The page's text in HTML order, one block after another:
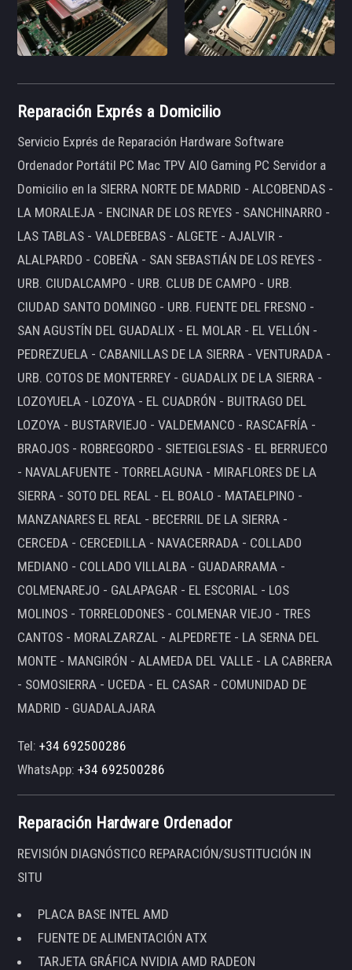
Reparación Exprés a Domicilio
Servicio Exprés de Reparación Hardware Software
Ordenador Portátil PC Mac TPV AIO Gaming PC Servidor a
Domicilio en la SIERRA NORTE DE MADRID - ALCOBENDAS -
LA MORALEJA - ENCINAR DE LOS REYES - SANCHINARRO -
LAS TABLAS - VALDEBEBAS - ALGETE - AJALVIR -
ALALPARDO - COBEÑA - SAN SEBASTIÁN DE LOS REYES -
URB. CIUDALCAMPO - URB. CLUB DE CAMPO - URB.
CIUDAD SANTO DOMINGO - URB. FUENTE DEL FRESNO -
SAN AGUSTÍN DEL GUADALIX - EL MOLAR - EL VELLÓN -
PEDREZUELA - CABANILLAS DE LA SIERRA - VENTURADA -
URB. COTOS DE MONTERREY - GUADALIX DE LA SIERRA -
LOZOYUELA - LOZOYA - EL CUADRÓN - BUITRAGO DEL
LOZOYA - BUSTARVIEJO - VALDEMANCO - RASCAFRÍA -
BRAOJOS - ROBREGORDO - SIETEIGLESIAS - EL BERRUECO
- NAVALAFUENTE - TORRELAGUNA - MIRAFLORES DE LA
SIERRA - SOTO DEL REAL - EL BOALO - MATAELPINO -
MANZANARES EL REAL - BECERRIL DE LA SIERRA -
CERCEDA - CERCEDILLA - NAVACERRADA - COLLADO
MEDIANO - COLLADO VILLALBA - GUADARRAMA -
COLMENAREJO - GALAPAGAR - EL ESCORIAL - LOS
MOLINOS - TORRELODONES - COLMENAR VIEJO - TRES
CANTOS - MORALZARZAL - ALPEDRETE - LA SERNA DEL
MONTE - MANGIRÓN - ALAMEDA DEL VALLE - LA CABRERA
- SOMOSIERRA - UCEDA - EL CASAR - COMUNIDAD DE
MADRID - GUADALAJARA
Tel:+34 692500286
WhatsApp:+34 692500286
Reparación Hardware Ordenador
REVISIÓN DIAGNÓSTICO REPARACIÓN/SUSTITUCIÓN IN
SITU
PLACA BASE INTEL AMD
FUENTE DE ALIMENTACIÓN ATX
TARJETA GRÁFICA NVIDIA AMD RADEON